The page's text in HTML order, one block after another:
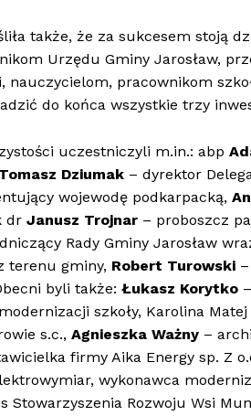
także, że za sukcesem stoją
Urzędu Gminy Jarosław,
nauczycielom, pracownikom
do końca wszystkie trzy
uczestniczyli m.in.: abp
Tomasz Dziumak – dyrektor
wojewodę podkarpacką,
dr Janusz Trojnar – proboszcz
Rady Gminy Jarosław
terenu gminy, Robert Turowski
byli także: Łukasz Korytko
szkoły, Karolina
s.c., Agnieszka Ważny –
firmy Aika Energy sp. Z
wykonawca
Stowarzyszenia Rozwoju Wsi